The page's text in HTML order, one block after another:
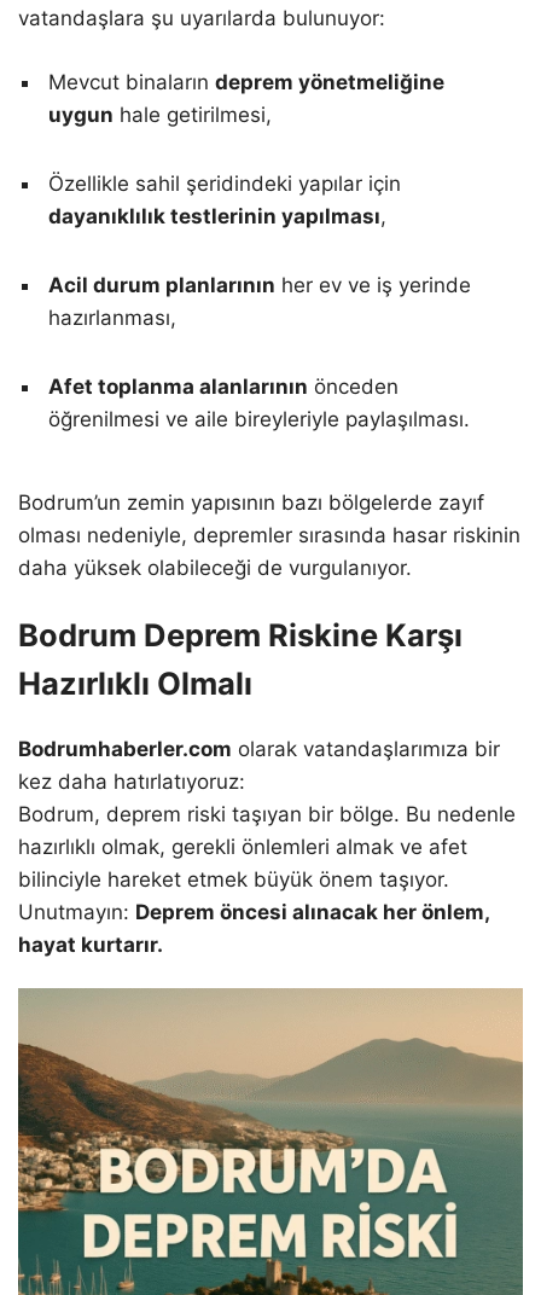
vatandaşlara şu uyarılarda bulunuyor:
Mevcut binaların deprem yönetmeliğine
uygun hale getirilmesi,
Özellikle sahil şeridindeki yapılar için
dayanıklılık testlerinin yapılması,
Acil durum planlarının her ev ve iş yerinde
hazırlanması,
Afet toplanma alanlarının önceden
öğrenilmesi ve aile bireyleriyle paylaşılması.
Bodrum’un zemin yapısının bazı bölgelerde zayıf
olması nedeniyle, depremler sırasında hasar riskinin
daha yüksek olabileceği de vurgulanıyor.
Bodrum Deprem Riskine Karşı
Hazırlıklı Olmalı
Bodrumhaberler.com olarak vatandaşlarımıza bir
kez daha hatırlatıyoruz:
Bodrum, deprem riski taşıyan bir bölge. Bu nedenle
hazırlıklı olmak, gerekli önlemleri almak ve afet
bilinciyle hareket etmek büyük önem taşıyor.
Unutmayın: Deprem öncesi alınacak her önlem,
hayat kurtarır.